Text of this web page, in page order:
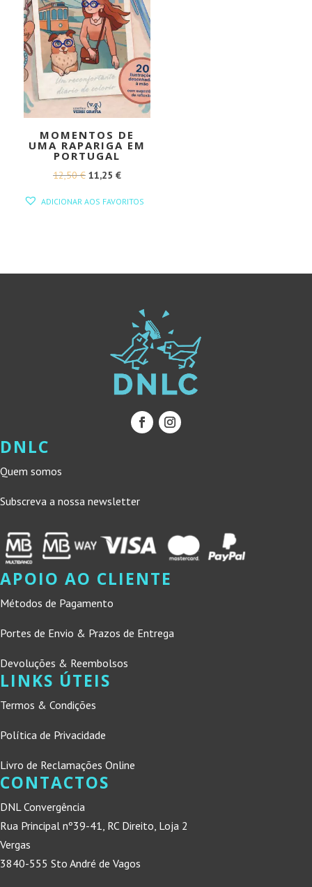
MOMENTOS DE
UMA RAPARIGA EM
PORTUGAL
12,50€ O
11,25 €O
ADICIONAR AOS FAVORITOS
DNLC
Quem somos
Subscreva a nossa newsletter
APOIO AO CLIENTE
Métodos de Pagamento
Portes de Envio & Prazos de Entrega
Devoluções & Reembolsos
LINKS ÚTEIS
Termos & Condições
Política de Privacidade
Livro de Reclamações Online
CONTACTOS
DNL Convergência
Rua Principal nº39-41, RC Direito, Loja 2
Vergas
3840-555 Sto André de Vagos